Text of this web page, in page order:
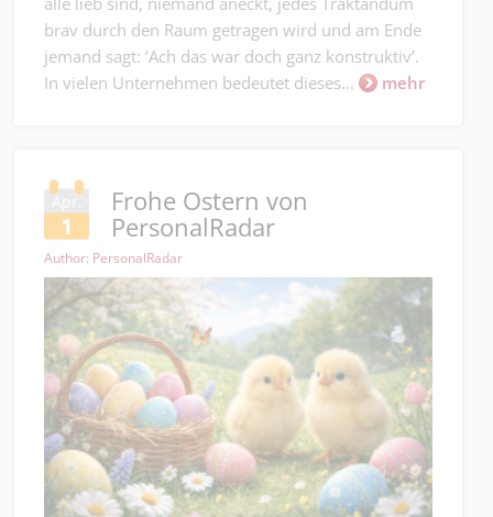
brav durch den Raum getragen wird und am Ende
jemand sagt: ‘Ach das war doch ganz konstruktiv’.
In vielen Unternehmen bedeutet dieses...
mehr
Apr.
1
Frohe Ostern von
PersonalRadar
Author: PersonalRadar